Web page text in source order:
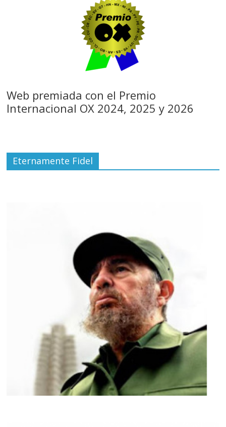
Web premiada con el Premio
Internacional OX 2024, 2025 y 2026
Eternamente Fidel